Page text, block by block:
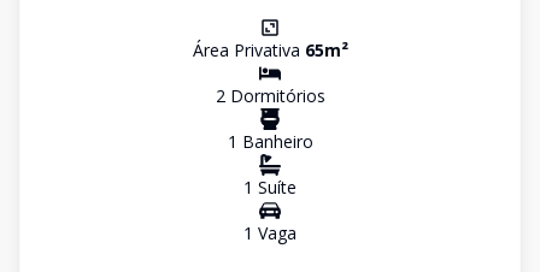
Área Privativa 65m²
2Dormitórios
1 Banheiro
1 Suíte
1 Vaga